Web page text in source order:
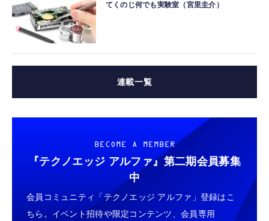
てくのじ何でも実験室（宮里圭介）
連載一覧
BECOME A MEMBER
『テクノエッジ アルファ』 第二期会員募集
中
会員コミュニティ「テクノエッジ アルファ」登録はこ
ちら。イベント招待や限定コンテンツ、会員専用